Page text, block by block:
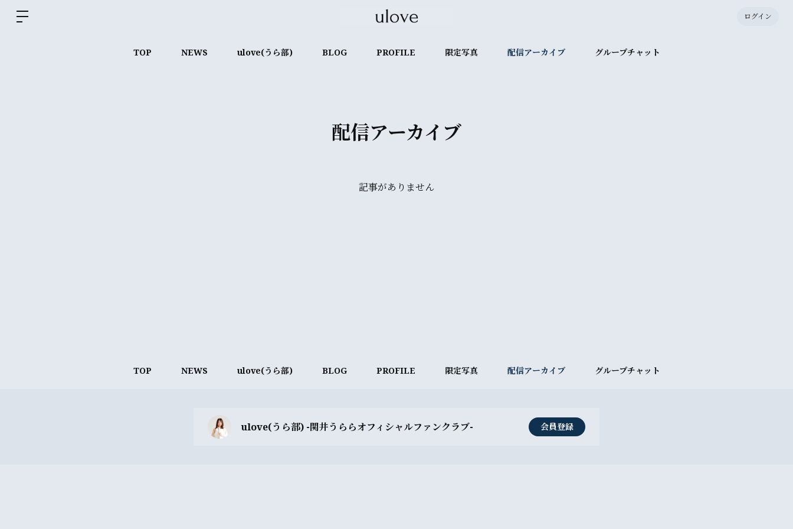
ログイン
TOP NEWS ulove(うら部) BLOG PROFILE 限定写真 配信アーカイブ グループチャット
配信アーカイブ
記事がありません
TOP NEWS ulove(うら部) BLOG PROFILE 限定写真 配信アーカイブ グループチャット
ulove(うら部) -関井うららオフィシャルファンクラブ- 会員登録